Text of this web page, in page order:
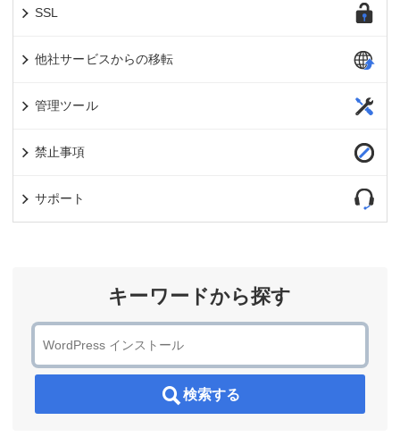
SSL
他社サービスからの移転
管理ツール
禁止事項
サポート
キーワードから探す
検索する